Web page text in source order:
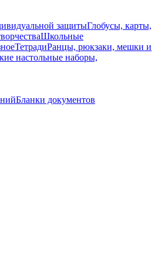
защитыГлобусы, карты,
Школьные
ТетрадиРанцы, рюкзаки, мешки и
настольные наборы,
Бланки документов